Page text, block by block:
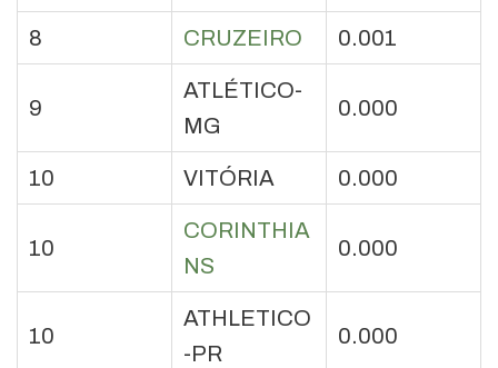
8 CRUZEIRO 0.001
9
ATLÉTICO-
MG
0.000
10 VITÓRIA 0.000
10
CORINTHIA
NS
0.000
10
ATHLETICO
-PR
0.000